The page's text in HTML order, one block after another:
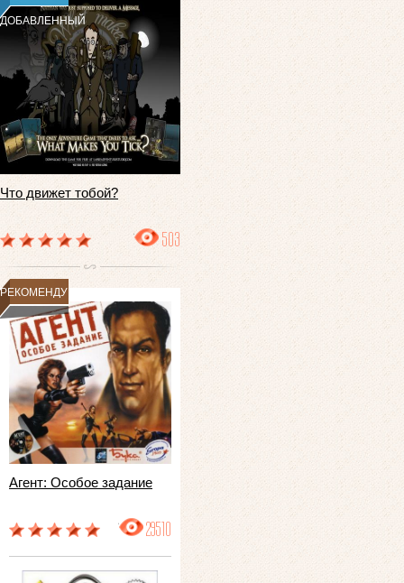
ДОБАВЛЕННЫЙ
Что движет тобой?
503
РЕКОМЕНДУЕМ
Агент: Особое задание
29510